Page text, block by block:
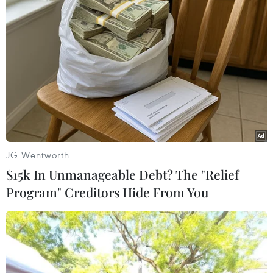
TIN LIÊN QUAN
Sáng 14/9: Hà Nội thêm 3 ca mắc COVID-
19, có kết quả gần 3 triệu mẫu
JG Wentworth
$15k In Unmanageable Debt? The "Relief
Program" Creditors Hide From You